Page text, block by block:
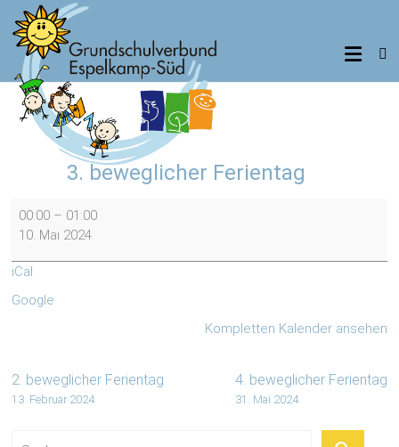
Zum
Inhalt
springen
Grundschulverbund
Espelkamp-
Süd
Benkhausen,
Isenstedt
3. beweglicher Ferientag
3.
beweglicher
00:00 – 01:00
10. Mai 2024
iCal
Google
Kompletten Kalender ansehen
2. beweglicher Ferientag
13. Februar 2024
4. beweglicher Ferientag
31. Mai 2024